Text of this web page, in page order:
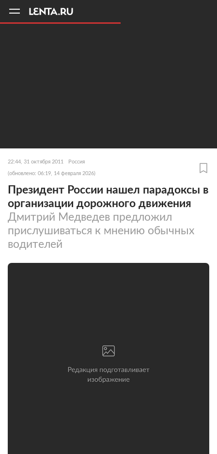
22:44, 31 октября 2011 Россия
(обновлено: 06:19, 14 февраля 2026)
Президент России нашел парадоксы в
организации дорожного движения
Дмитрий Медведев предложил
прислушиваться к мнению обычных
водителей